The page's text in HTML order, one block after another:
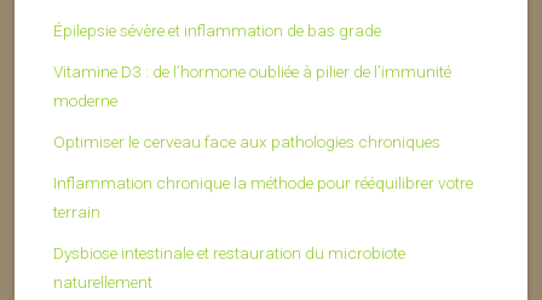
Épilepsie sévère et inflammation de bas grade
Vitamine D3 : de l’hormone oubliée à pilier de l’immunité
moderne
Optimiser le cerveau face aux pathologies chroniques
Inflammation chronique la méthode pour rééquilibrer votre
terrain
Dysbiose intestinale et restauration du microbiote
naturellement